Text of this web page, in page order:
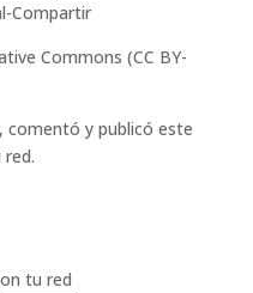
Compartir
Commons (CC BY-
y publicó este
tu red